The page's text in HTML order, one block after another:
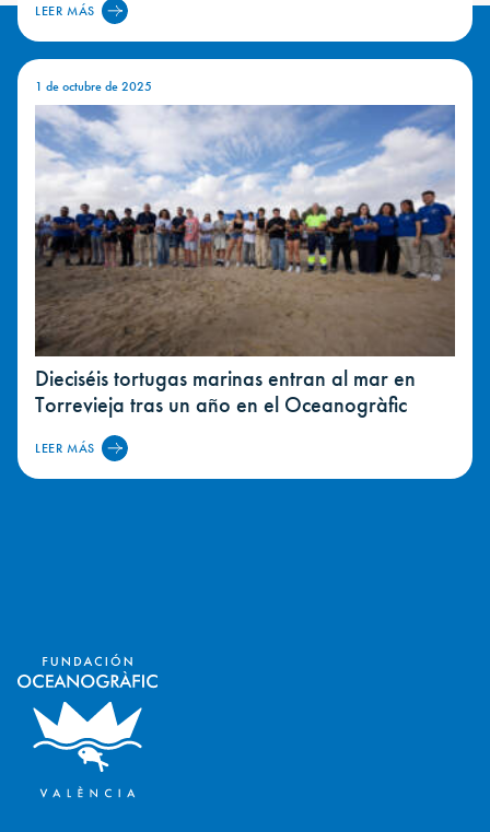
LEER MÁS
1 de octubre de 2025
Dieciséis tortugas marinas entran al mar en
Torrevieja tras un año en el Oceanogràfic
LEER MÁS